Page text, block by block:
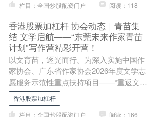
栏目：全国炒股配资门户
阅读：118
香港股票加杠杆 协会动态｜青苗集
结 文学启航——“东莞未来作家青苗
计划”写作营精彩开营！
以文育苗，逐光而行。为深入实施中国作
家协会、广东省作家协会2026年度文学志
愿服务示范性重点扶持项目——“重返文学
现场：新大众文艺东莞素人写作基层培育
计划”，厚....
香港股票加杠杆
栏目：全国炒股配资门户
阅读：166